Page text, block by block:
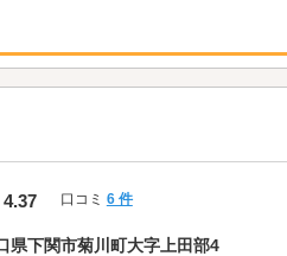
5つ星のうち4
4.37 口コミ 6 件
県下関市菊川町大字上田部4